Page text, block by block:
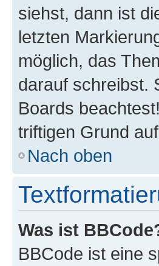
siehst, dann ist
letzten
möglich, das
darauf schreibst.
Boards
triftigen Grund
Nach oben
Was ist
BBCode ist eine